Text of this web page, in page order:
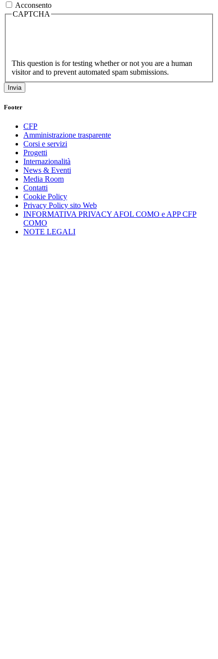
Acconsento
CAPTCHA
This question is for testing whether or not you are a human
visitor and to prevent automated spam submissions.
Footer
CFP
Amministrazione trasparente
Corsi e servizi
Progetti
Internazionalità
News & Eventi
Media Room
Contatti
Cookie Policy
Privacy Policy sito Web
INFORMATIVA PRIVACY AFOL COMO e APP CFP
COMO
NOTE LEGALI